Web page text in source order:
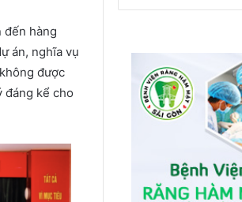
đến hàng
án, nghĩa vụ
được
đáng kể cho